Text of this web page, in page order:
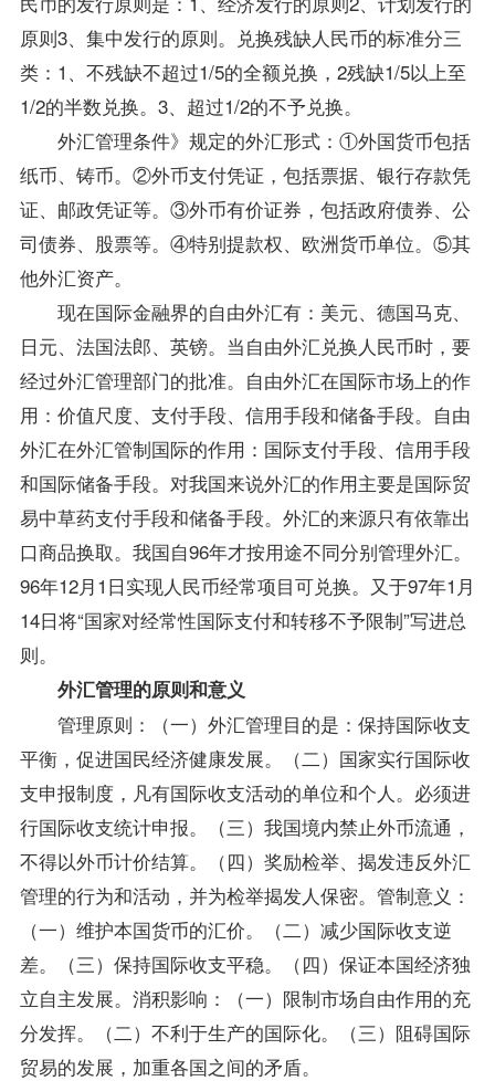
原则3、集中发行的原则。兑换残缺人民币的标准分三
类：1、不残缺不超过1/5的全额兑换，2残缺1/5以上至
1/2的半数兑换。3、超过1/2的不予兑换。
外汇管理条件》规定的外汇形式：①外国货币包括
纸币、铸币。②外币支付凭证，包括票据、银行存款凭
证、邮政凭证等。③外币有价证券，包括政府债券、公
司债券、股票等。④特别提款权、欧洲货币单位。⑤其
他外汇资产。
现在国际金融界的自由外汇有：美元、德国马克、
日元、法国法郎、英镑。当自由外汇兑换人民币时，要
经过外汇管理部门的批准。自由外汇在国际市场上的作
用：价值尺度、支付手段、信用手段和储备手段。自由
外汇在外汇管制国际的作用：国际支付手段、信用手段
和国际储备手段。对我国来说外汇的作用主要是国际贸
易中草药支付手段和储备手段。外汇的来源只有依靠出
口商品换取。我国自96年才按用途不同分别管理外汇。
96年12月1日实现人民币经常项目可兑换。又于97年1月
14日将“国家对经常性国际支付和转移不予限制”写进总
则。
外汇管理的原则和意义
管理原则：（一）外汇管理目的是：保持国际收支
平衡，促进国民经济健康发展。（二）国家实行国际收
支申报制度，凡有国际收支活动的单位和个人。必须进
行国际收支统计申报。（三）我国境内禁止外币流通，
不得以外币计价结算。（四）奖励检举、揭发违反外汇
管理的行为和活动，并为检举揭发人保密。管制意义：
（一）维护本国货币的汇价。（二）减少国际收支逆
差。（三）保持国际收支平稳。（四）保证本国经济独
立自主发展。消积影响：（一）限制市场自由作用的充
分发挥。（二）不利于生产的国际化。（三）阻碍国际
贸易的发展，加重各国之间的矛盾。